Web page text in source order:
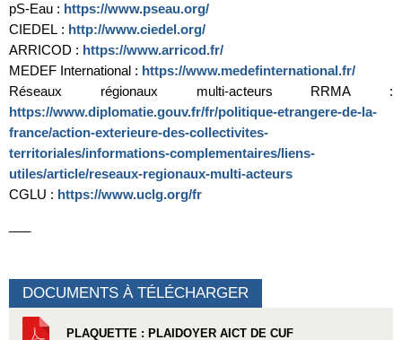
pS-Eau : https://www.pseau.org/
CIEDEL : http://www.ciedel.org/
ARRICOD : https://www.arricod.fr/
MEDEF International : https://www.medefinternational.fr/
Réseaux régionaux multi-acteurs RRMA :
https://www.diplomatie.gouv.fr/fr/politique-etrangere-de-la-
france/action-exterieure-des-collectivites-
territoriales/informations-complementaires/liens-
utiles/article/reseaux-regionaux-multi-acteurs
CGLU : https://www.uclg.org/fr
DOCUMENTS À TÉLÉCHARGER
PLAQUETTE : PLAIDOYER AICT DE CUF